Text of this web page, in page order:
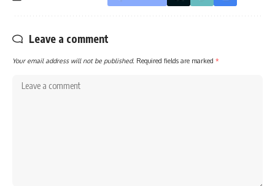
Leave a comment
Your email address will not be published. Required fields are marked *